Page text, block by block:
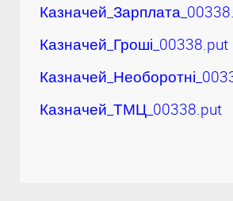
Казначей_Гроші_00338.put
Казначей_ТМЦ_00338.put